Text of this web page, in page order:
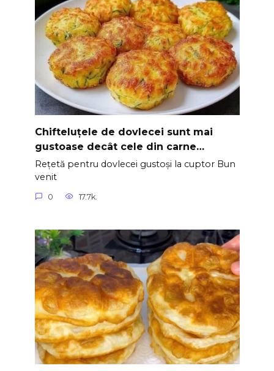
Chifteluțele de dovlecei sunt mai
gustoase decât cele din carne…
Rețetă pentru dovlecei gustoși la cuptor Bun
venit
0 17.7k.